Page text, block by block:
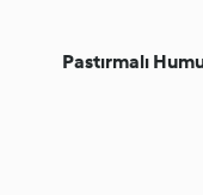
Pastırmalı